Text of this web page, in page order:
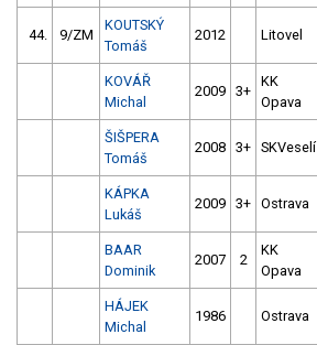
44. 9/ZM
KOUTSKÝ
Tomáš
2012 Litovel
KOVÁŘ
Michal
2009 3+
KK
Opava
ŠIŠPERA
Tomáš
2008 3+ SKVeselí
KÁPKA
Lukáš
2009 3+ Ostrava
BAAR
Dominik
2007 2
KK
Opava
HÁJEK
Michal
1986 Ostrava